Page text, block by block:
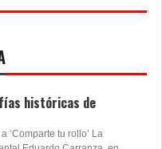
históricas de
‘Comparte tu rollo’ La